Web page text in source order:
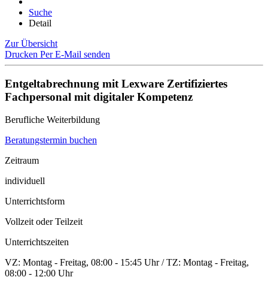
Suche
Detail
Zur Übersicht
Drucken Per E-Mail senden
Entgeltabrechnung mit Lexware Zertifiziertes
Fachpersonal mit digitaler Kompetenz
Berufliche Weiterbildung
Beratungstermin buchen
Zeitraum
individuell
Unterrichtsform
Vollzeit oder Teilzeit
Unterrichtszeiten
VZ: Montag - Freitag, 08:00 - 15:45 Uhr / TZ: Montag - Freitag,
08:00 - 12:00 Uhr